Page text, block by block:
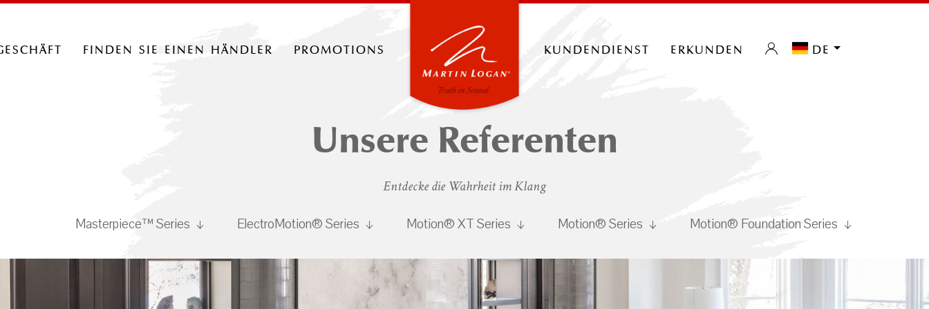
finden sie einen händler promotions kundendienst erkunden de
Unsere Referenten
Entdecke die Wahrheit im Klang
Masterpiece™ Series ElectroMotion® Series Motion® XT Series Motion® Series Motion® Foundation Series